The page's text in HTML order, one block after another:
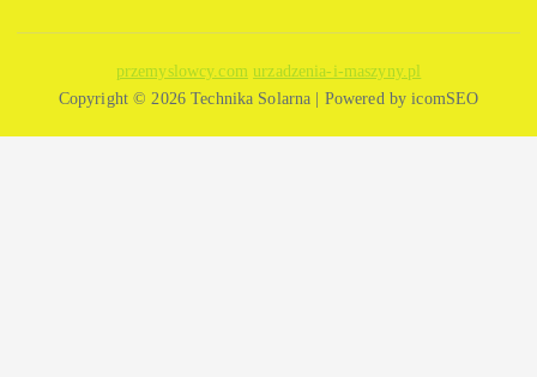
n
i
przemyslowcy.com urzadzenia-i-maszyny.pl
Copyright © 2026 Technika Solarna | Powered by icomSEO